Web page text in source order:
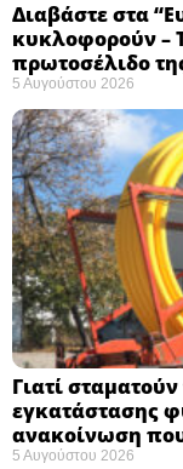
Διαβάστε στα
κυκλοφορούν –
πρωτοσέλιδο
5 Αυγούστου 2026
Γιατί
εγκατάστασης
ανακοίνωση
5 Αυγούστου 2026